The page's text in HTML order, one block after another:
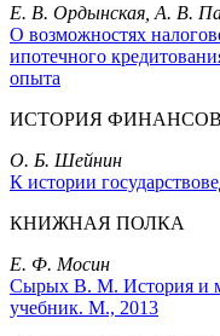
Е. В. Ордынская, А. В.
О возможностях
ипотечного
опыта
ИСТОРИЯ ФИНАНСОВ
О. Б. Шейнин
К истории
КНИЖНАЯ ПОЛКА
Е. Ф. Мосин
Сырых В. М. История и
учебник. М., 2013